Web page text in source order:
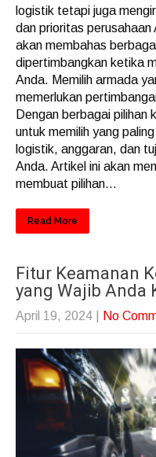
logistik tetapi juga
dan prioritas
akan membahas
dipertimbangkan ketika
Anda. Memilih armada
memerlukan
Dengan berbagai pilihan
untuk memilih yang
logistik, anggaran, dan
Anda. Artikel ini akan
membuat pilihan...
Read More
Fitur Keamanan
yang Wajib Anda
April 19, 2024 No